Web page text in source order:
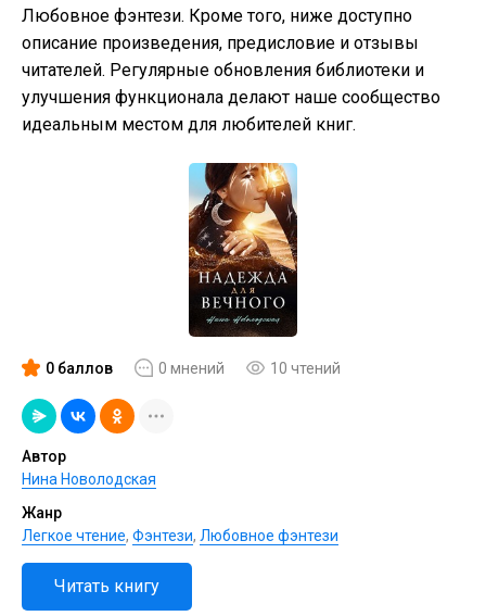
Любовное фэнтези. Кроме того, ниже доступно
описание произведения, предисловие и отзывы
читателей. Регулярные обновления библиотеки и
улучшения функционала делают наше сообщество
идеальным местом для любителей книг.
0 баллов 0 мнений 10 чтений
Автор
Нина Новолодская
Жанр
Легкое чтение, Фэнтези, Любовное фэнтези
Читать книгу